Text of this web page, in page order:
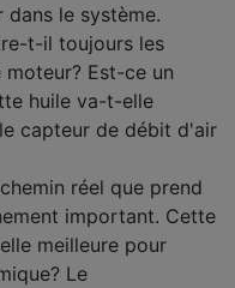
dans le système.
t-il toujours les
Est-ce un
huile va-t-elle
capteur de débit d'air
réel que prend
important. Cette
meilleure pour
Le